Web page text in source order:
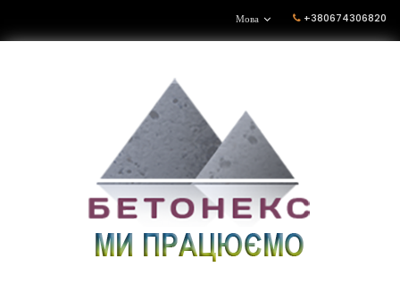
+380674306820
Мова